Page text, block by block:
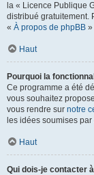
la « Licence Publique
distribué gratuitement.
« À propos de phpBB »
Haut
Pourquoi la
Ce programme a été
vous souhaitez
vous rendre sur notre
les idées soumises
Haut
Qui dois-je contacter